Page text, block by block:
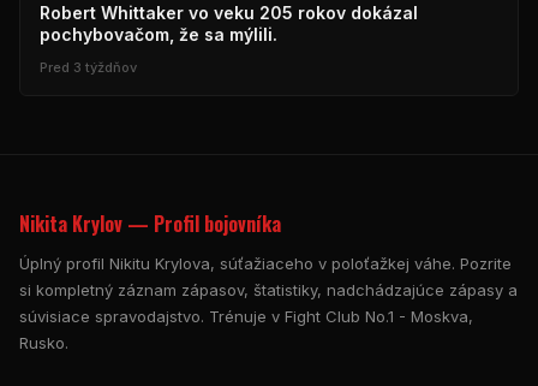
Robert Whittaker vo veku 205 rokov dokázal
pochybovačom, že sa mýlili.
Pred 3 týždňov
Nikita Krylov — Profil bojovníka
Úplný profil Nikitu Krylova, súťažiaceho v poloťažkej váhe. Pozrite
si kompletný záznam zápasov, štatistiky, nadchádzajúce zápasy a
súvisiace spravodajstvo. Trénuje v Fight Club No.1 - Moskva,
Rusko.